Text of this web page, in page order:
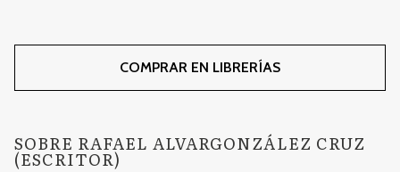
COMPRAR EN LIBRERÍAS
SOBRE RAFAEL ALVARGONZÁLEZ CRUZ
(ESCRITOR)